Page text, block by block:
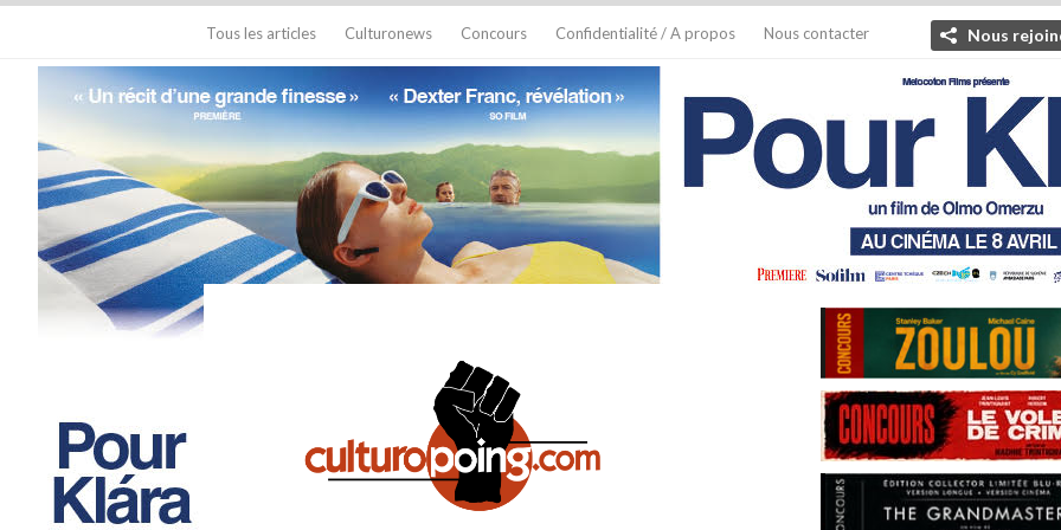
Tous les articles Culturonews Concours Confidentialité / A propos Nous contacter Nous